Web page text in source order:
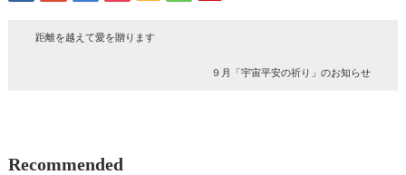
距離を越えて愛を贈ります
９月「宇宙平安の祈り」のお知らせ
Recommended